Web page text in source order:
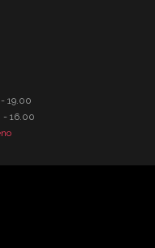
19.00
- 16.00